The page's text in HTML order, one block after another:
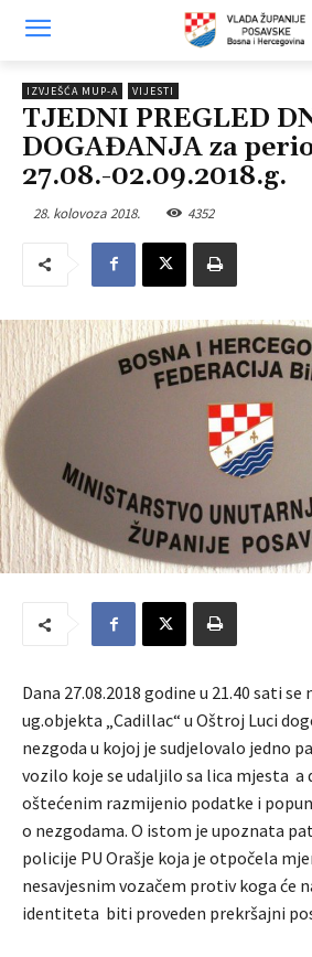
IZVJEŠĆA MUP-A VIJESTI
TJEDNI PREGLED
DOGAĐANJA za
27.08.-02.09.2018.g.
28. kolovoza 2018. 4352
Dana 27.08.2018 godine u 21.40 sati
ug.objekta „Cadillac“ u Oštroj Luci
nezgoda u kojoj je sudjelovalo jedno
vozilo koje se udaljilo sa lica mjesta a
oštećenim razmijenio podatke i
o nezgodama. O istom je upoznata
policije PU Orašje koja je otpočela
nesavjesnim vozačem protiv koga će
identiteta biti proveden prekršajni